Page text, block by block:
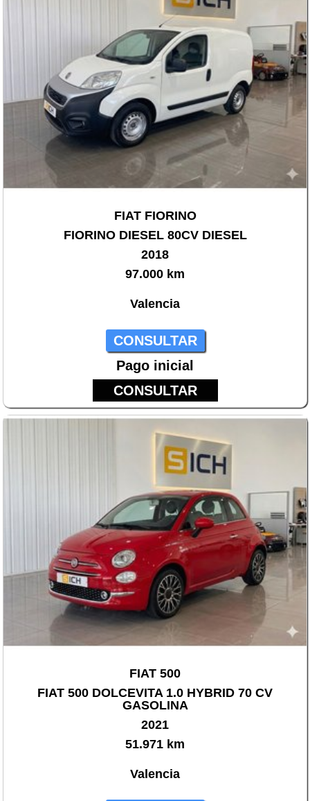
FIAT FIORINO
FIORINO DIESEL 80CV DIESEL
2018
97.000 km
Valencia
CONSULTAR
Pago inicial
CONSULTAR
FIAT 500
FIAT 500 DOLCEVITA 1.0 HYBRID 70 CV
GASOLINA
2021
51.971 km
Valencia